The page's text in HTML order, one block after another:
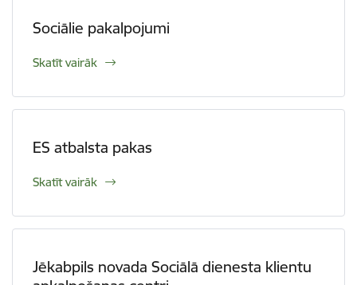
Sociālie pakalpojumi
Skatīt vairāk
ES atbalsta pakas
Skatīt vairāk
Jēkabpils novada Sociālā dienesta klientu